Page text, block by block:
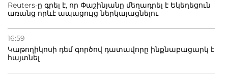
Reuters-ը գրել է, որ Փաշինյանը մեղադրել է Եկեղեցուն
առանց որևէ ապացույց ներկայացնելու
16:59
Կաթողիկոսի դեմ գործով դատավորը ինքնաբացարկ է
հայտնել